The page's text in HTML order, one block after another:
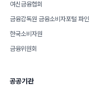
여신금융협회
금융감독원 금융소비자포털 파인
한국소비자원
금융위원회
공공기관